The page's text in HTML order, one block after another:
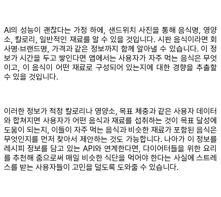
AI의 성능이 괜찮다는 가정 하에, 샌드위치 사진을 통해 음식명, 영양
소, 칼로리, 일반적인 재료를 알 수 있을 것입니다. 시판 음식이라면 회
사명∙브랜드명, 가격과 같은 정보까지 함께 알아낼 수 있습니다. 이 정
보가 시간을 두고 쌓인다면 앱에서는 사용자가 자주 먹는 음식은 무엇
이고, 이 음식이 어떤 재료로 구성되어 있는지에 대한 경향을 추출할
수 있을 것입니다.
이러한 정보가 적정 칼로리나 영양소, 목표 체중과 같은 사용자 데이터
와 합쳐지면 사용자가 어떤 음식과 재료를 섭취하는 것이 목표 달성에
도움이 되는지, 이들이 자주 먹는 음식과 비슷한 재료가 포함된 음식은
무엇인지를 먼저 찾아서 제안하는 것도 가능합니다. 나아가 이 정보를
레시피 정보를 담고 있는 API와 연계한다면, 다이어터들을 위한 요리
를 추천해 줌으로써 매일 비슷한 식단을 먹어야 한다는 사실에 스트레
스를 받는 사용자들이 고민을 덜도록 도와줄 수 있습니다.